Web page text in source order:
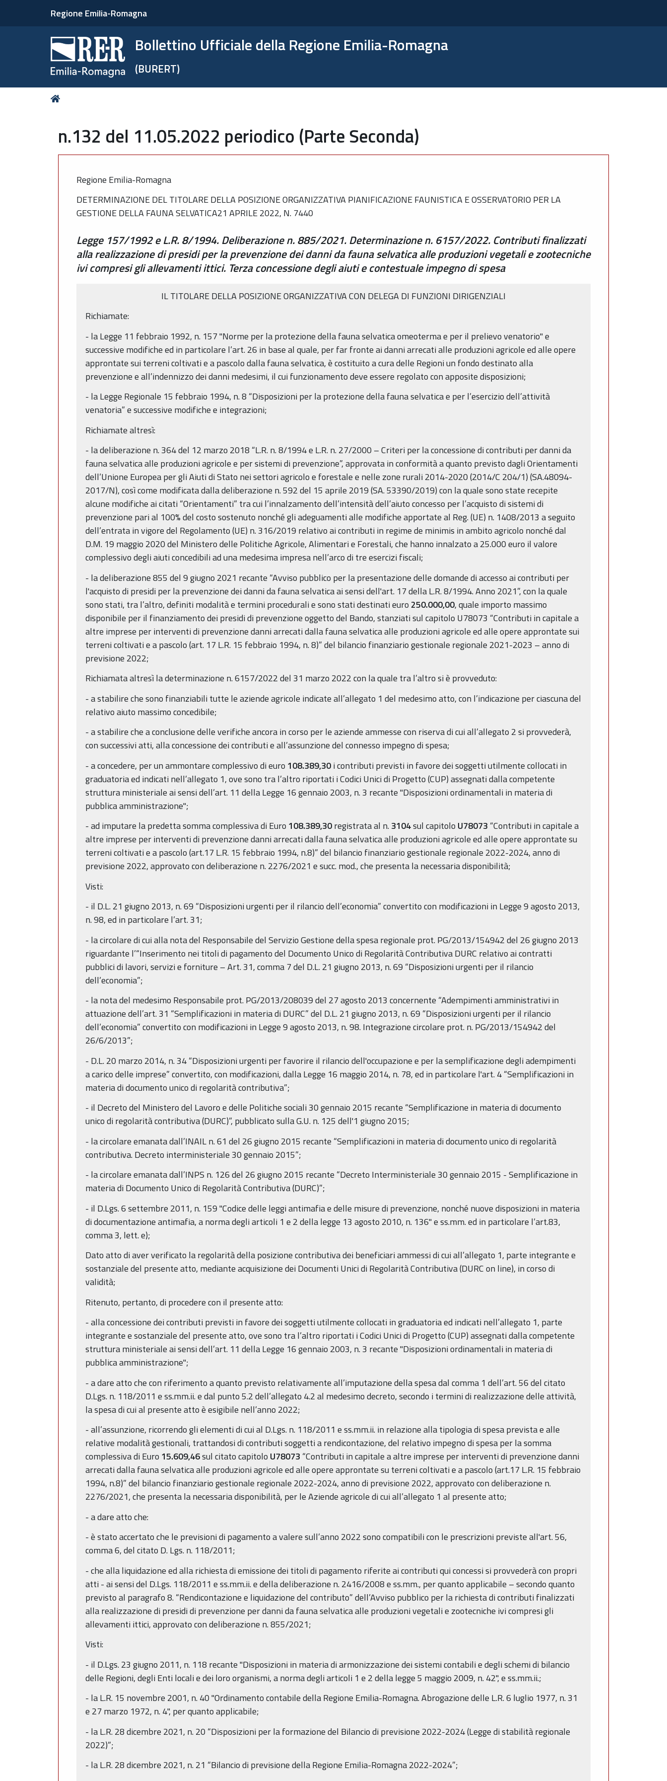
Regione Emilia-Romagna
Bollettino Ufficiale della Regione Emilia-Romagna
(BURERT)
Tu
n.132 del 11.05.2022 periodico (Parte Seconda)
Regione Emilia-Romagna
DETERMINAZIONE DEL TITOLARE DELLA POSIZIONE ORGANIZZATIVA PIANIFICAZIONE FAUNISTICA E OSSERVATORIO PER LA
GESTIONE DELLA FAUNA SELVATICA21 APRILE 2022, N. 7440
Legge 157/1992 e L.R. 8/1994. Deliberazione n. 885/2021. Determinazione n. 6157/2022. Contributi finalizzati
alla realizzazione di presidi per la prevenzione dei danni da fauna selvatica alle produzioni vegetali e zootecniche
ivi compresi gli allevamenti ittici. Terza concessione degli aiuti e contestuale impegno di spesa
IL TITOLARE DELLA POSIZIONE ORGANIZZATIVA CON DELEGA DI FUNZIONI DIRIGENZIALI
Richiamate:
- la Legge 11 febbraio 1992, n. 157 "Norme per la protezione della fauna selvatica omeoterma e per il prelievo venatorio" e
successive modifiche ed in particolare l’art. 26 in base al quale, per far fronte ai danni arrecati alle produzioni agricole ed alle opere
approntate sui terreni coltivati e a pascolo dalla fauna selvatica, è costituito a cura delle Regioni un fondo destinato alla
prevenzione e all’indennizzo dei danni medesimi, il cui funzionamento deve essere regolato con apposite disposizioni;
- la Legge Regionale 15 febbraio 1994, n. 8 “Disposizioni per la protezione della fauna selvatica e per l’esercizio dell’attività
venatoria” e successive modifiche e integrazioni;
Richiamate altresì:
- la deliberazione n. 364 del 12 marzo 2018 “L.R. n. 8/1994 e L.R. n. 27/2000 – Criteri per la concessione di contributi per danni da
fauna selvatica alle produzioni agricole e per sistemi di prevenzione”, approvata in conformità a quanto previsto dagli Orientamenti
dell’Unione Europea per gli Aiuti di Stato nei settori agricolo e forestale e nelle zone rurali 2014-2020 (2014/C 204/1) (SA.48094-
2017/N), così come modificata dalla deliberazione n. 592 del 15 aprile 2019 (SA. 53390/2019) con la quale sono state recepite
alcune modifiche ai citati “Orientamenti” tra cui l’innalzamento dell’intensità dell’aiuto concesso per l’acquisto di sistemi di
prevenzione pari al 100% del costo sostenuto nonché gli adeguamenti alle modifiche apportate al Reg. (UE) n. 1408/2013 a seguito
dell’entrata in vigore del Regolamento (UE) n. 316/2019 relativo ai contributi in regime de minimis in ambito agricolo nonché dal
D.M. 19 maggio 2020 del Ministero delle Politiche Agricole, Alimentari e Forestali, che hanno innalzato a 25.000 euro il valore
complessivo degli aiuti concedibili ad una medesima impresa nell’arco di tre esercizi fiscali;
- la deliberazione 855 del 9 giugno 2021 recante “Avviso pubblico per la presentazione delle domande di accesso ai contributi per
l'acquisto di presidi per la prevenzione dei danni da fauna selvatica ai sensi dell'art. 17 della L.R. 8/1994. Anno 2021”, con la quale
sono stati, tra l’altro, definiti modalità e termini procedurali e sono stati destinati euro 250.000,00, quale importo massimo
disponibile per il finanziamento dei presidi di prevenzione oggetto del Bando, stanziati sul capitolo U78073 “Contributi in capitale a
altre imprese per interventi di prevenzione danni arrecati dalla fauna selvatica alle produzioni agricole ed alle opere approntate sui
terreni coltivati e a pascolo (art. 17 L.R. 15 febbraio 1994, n. 8)” del bilancio finanziario gestionale regionale 2021-2023 – anno di
previsione 2022;
Richiamata altresì la determinazione n. 6157/2022 del 31 marzo 2022 con la quale tra l’altro si è provveduto:
- a stabilire che sono finanziabili tutte le aziende agricole indicate all’allegato 1 del medesimo atto, con l’indicazione per ciascuna del
relativo aiuto massimo concedibile;
- a stabilire che a conclusione delle verifiche ancora in corso per le aziende ammesse con riserva di cui all’allegato 2 si provvederà,
con successivi atti, alla concessione dei contributi e all’assunzione del connesso impegno di spesa;
- a concedere, per un ammontare complessivo di euro 108.389,30i contributi previsti in favore dei soggetti utilmente collocati in
graduatoria ed indicati nell’allegato 1, ove sono tra l’altro riportati i Codici Unici di Progetto (CUP) assegnati dalla competente
struttura ministeriale ai sensi dell’art. 11 della Legge 16 gennaio 2003, n. 3 recante "Disposizioni ordinamentali in materia di
pubblica amministrazione";
- ad imputare la predetta somma complessiva di Euro 108.389,30registrata al n.3104sul capitolo U78073 “Contributi in capitale a
altre imprese per interventi di prevenzione danni arrecati dalla fauna selvatica alle produzioni agricole ed alle opere approntate su
terreni coltivati e a pascolo (art.17 L.R. 15 febbraio 1994, n.8)” del bilancio finanziario gestionale regionale 2022-2024, anno di
previsione 2022, approvato con deliberazione n. 2276/2021 e succ. mod., che presenta la necessaria disponibilità;
Visti:
- il D.L. 21 giugno 2013, n. 69 “Disposizioni urgenti per il rilancio dell’economia” convertito con modificazioni in Legge 9 agosto 2013,
n. 98, ed in particolare l’art. 31;
- la circolare di cui alla nota del Responsabile del Servizio Gestione della spesa regionale prot. PG/2013/154942 del 26 giugno 2013
riguardante l’“Inserimento nei titoli di pagamento del Documento Unico di Regolarità Contributiva DURC relativo ai contratti
pubblici di lavori, servizi e forniture – Art. 31, comma 7 del D.L. 21 giugno 2013, n. 69 “Disposizioni urgenti per il rilancio
dell’economia”;
- la nota del medesimo Responsabile prot. PG/2013/208039 del 27 agosto 2013 concernente “Adempimenti amministrativi in
attuazione dell’art. 31 “Semplificazioni in materia di DURC” del D.L. 21 giugno 2013, n. 69 “Disposizioni urgenti per il rilancio
dell’economia” convertito con modificazioni in Legge 9 agosto 2013, n. 98. Integrazione circolare prot. n. PG/2013/154942 del
26/6/2013”;
- D.L. 20 marzo 2014, n. 34 “Disposizioni urgenti per favorire il rilancio dell'occupazione e per la semplificazione degli adempimenti
a carico delle imprese” convertito, con modificazioni, dalla Legge 16 maggio 2014, n. 78, ed in particolare l'art. 4 “Semplificazioni in
materia di documento unico di regolarità contributiva”;
- il Decreto del Ministero del Lavoro e delle Politiche sociali 30 gennaio 2015 recante “Semplificazione in materia di documento
unico di regolarità contributiva (DURC)”, pubblicato sulla G.U. n. 125 dell'1 giugno 2015;
- la circolare emanata dall’INAIL n. 61 del 26 giugno 2015 recante “Semplificazioni in materia di documento unico di regolarità
contributiva. Decreto interministeriale 30 gennaio 2015”;
- la circolare emanata dall’INPS n. 126 del 26 giugno 2015 recante “Decreto Interministeriale 30 gennaio 2015 - Semplificazione in
materia di Documento Unico di Regolarità Contributiva (DURC)”;
- il D.Lgs. 6 settembre 2011, n. 159 "Codice delle leggi antimafia e delle misure di prevenzione, nonché nuove disposizioni in materia
di documentazione antimafia, a norma degli articoli 1 e 2 della legge 13 agosto 2010, n. 136" e ss.mm. ed in particolare l’art.83,
comma 3, lett. e);
Dato atto di aver verificato la regolarità della posizione contributiva dei beneficiari ammessi di cui all’allegato 1, parte integrante e
sostanziale del presente atto, mediante acquisizione dei Documenti Unici di Regolarità Contributiva (DURC on line), in corso di
validità;
Ritenuto, pertanto, di procedere con il presente atto:
- alla concessione dei contributi previsti in favore dei soggetti utilmente collocati in graduatoria ed indicati nell’allegato 1, parte
integrante e sostanziale del presente atto, ove sono tra l’altro riportati i Codici Unici di Progetto (CUP) assegnati dalla competente
struttura ministeriale ai sensi dell’art. 11 della Legge 16 gennaio 2003, n. 3 recante "Disposizioni ordinamentali in materia di
pubblica amministrazione";
- a dare atto che con riferimento a quanto previsto relativamente all’imputazione della spesa dal comma 1 dell’art. 56 del citato
D.Lgs. n. 118/2011 e ss.mm.ii. e dal punto 5.2 dell’allegato 4.2 al medesimo decreto, secondo i termini di realizzazione delle attività,
la spesa di cui al presente atto è esigibile nell’anno 2022;
- all’assunzione, ricorrendo gli elementi di cui al D.Lgs. n. 118/2011 e ss.mm.ii. in relazione alla tipologia di spesa prevista e alle
relative modalità gestionali, trattandosi di contributi soggetti a rendicontazione, del relativo impegno di spesa per la somma
complessiva di Euro 15.609,46sul citato capitolo U78073 “Contributi in capitale a altre imprese per interventi di prevenzione danni
arrecati dalla fauna selvatica alle produzioni agricole ed alle opere approntate su terreni coltivati e a pascolo (art.17 L.R. 15 febbraio
1994, n.8)” del bilancio finanziario gestionale regionale 2022-2024, anno di previsione 2022, approvato con deliberazione n.
2276/2021, che presenta la necessaria disponibilità, per le Aziende agricole di cui all’allegato 1 al presente atto;
- a dare atto che:
- è stato accertato che le previsioni di pagamento a valere sull’anno 2022 sono compatibili con le prescrizioni previste all'art. 56,
comma 6, del citato D. Lgs. n. 118/2011;
- che alla liquidazione ed alla richiesta di emissione dei titoli di pagamento riferite ai contributi qui concessi si provvederà con propri
atti - ai sensi del D.Lgs. 118/2011 e ss.mm.ii. e della deliberazione n. 2416/2008 e ss.mm., per quanto applicabile – secondo quanto
previsto al paragrafo 8. “Rendicontazione e liquidazione del contributo” dell’Avviso pubblico per la richiesta di contributi finalizzati
alla realizzazione di presidi di prevenzione per danni da fauna selvatica alle produzioni vegetali e zootecniche ivi compresi gli
allevamenti ittici, approvato con deliberazione n. 855/2021;
Visti:
- il D.Lgs. 23 giugno 2011, n. 118 recante "Disposizioni in materia di armonizzazione dei sistemi contabili e degli schemi di bilancio
delle Regioni, degli Enti locali e dei loro organismi, a norma degli articoli 1 e 2 della legge 5 maggio 2009, n. 42", e ss.mm.ii.;
- la L.R. 15 novembre 2001, n. 40 "Ordinamento contabile della Regione Emilia-Romagna. Abrogazione delle L.R. 6 luglio 1977, n. 31
e 27 marzo 1972, n. 4", per quanto applicabile;
- la L.R. 28 dicembre 2021, n. 20 “Disposizioni per la formazione del Bilancio di previsione 2022-2024 (Legge di stabilità regionale
2022)”;
- la L.R. 28 dicembre 2021, n. 21 “Bilancio di previsione della Regione Emilia-Romagna 2022-2024”;